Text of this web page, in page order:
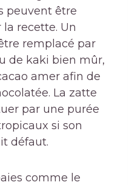
peuvent être
recette. Un
remplacé par
de kaki bien mûr,
amer afin de
La zatte
par une purée
si son
défaut.
comme le